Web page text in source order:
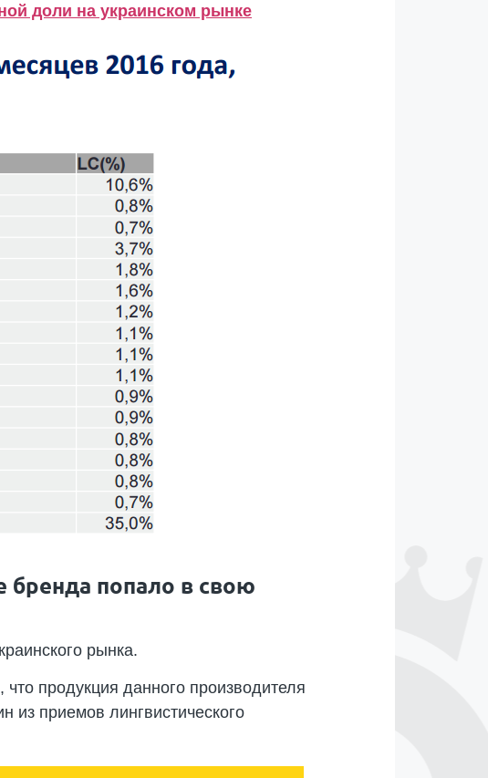
доли на украинском рынке
бренда попало в свою
рынка.
продукция данного производителя
из приемов лингвистического